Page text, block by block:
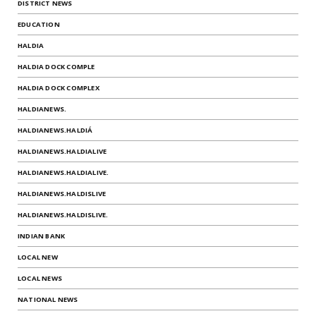
DISTRICT NEWS
EDUCATION
HALDIA
HALDIA DOCK COMPLE
HALDIA DOCK COMPLEX
HALDIANEWS.
HALDIANEWS.HALDIÁ
HALDIANEWS.HALDIALIVE
HALDIANEWS.HALDIALIVE.
HALDIANEWS.HALDISLIVE
HALDIANEWS.HALDISLIVE.
INDIAN BANK
LOCAL NEW
LOCAL NEWS
NATIONAL NEWS